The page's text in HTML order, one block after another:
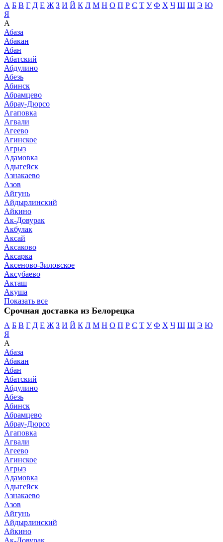
А Б В Г Д Е Ж З И Й К Л М Н О П Р С Т У Ф Х Ч Ш Щ Э Ю
Я
А
Абаза
Абакан
Абан
Абатский
Абдулино
Абезь
Абинск
Абрамцево
Абрау-Дюрсо
Агаповка
Агвали
Агеево
Агинское
Агрыз
Адамовка
Адыгейск
Азнакаево
Азов
Айгунь
Айдырлинский
Айкино
Ак-Довурак
Акбулак
Аксай
Аксаково
Аксарка
Аксеново-Зиловское
Аксубаево
Акташ
Акуша
Показать все
Срочная доставка из Белорецка
А Б В Г Д Е Ж З И Й К Л М Н О П Р С Т У Ф Х Ч Ш Щ Э Ю
Я
А
Абаза
Абакан
Абан
Абатский
Абдулино
Абезь
Абинск
Абрамцево
Абрау-Дюрсо
Агаповка
Агвали
Агеево
Агинское
Агрыз
Адамовка
Адыгейск
Азнакаево
Азов
Айгунь
Айдырлинский
Айкино
Ак-Довурак